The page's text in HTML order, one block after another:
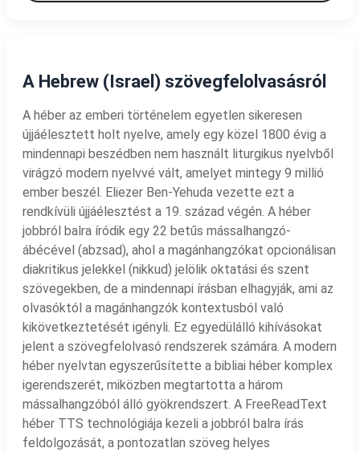
A Hebrew (Israel) szövegfelolvasásról
A héber az emberi történelem egyetlen sikeresen
újjáélesztett holt nyelve, amely egy közel 1800 évig a
mindennapi beszédben nem használt liturgikus nyelvből
virágzó modern nyelvvé vált, amelyet mintegy 9 millió
ember beszél. Eliezer Ben-Yehuda vezette ezt a
rendkívüli újjáélesztést a 19. század végén. A héber
jobbról balra íródik egy 22 betűs mássalhangzó-
ábécével (abzsad), ahol a magánhangzókat opcionálisan
diakritikus jelekkel (nikkud) jelölik oktatási és szent
szövegekben, de a mindennapi írásban elhagyják, ami az
olvasóktól a magánhangzók kontextusból való
kikövetkeztetését igényli. Ez egyedülálló kihívásokat
jelent a szövegfelolvasó rendszerek számára. A modern
héber nyelvtan egyszerűsítette a bibliai héber komplex
igerendszerét, miközben megtartotta a három
mássalhangzóból álló gyökrendszert. A FreeReadText
héber TTS technológiája kezeli a jobbról balra írás
feldolgozását, a pontozatlan szöveg helyes